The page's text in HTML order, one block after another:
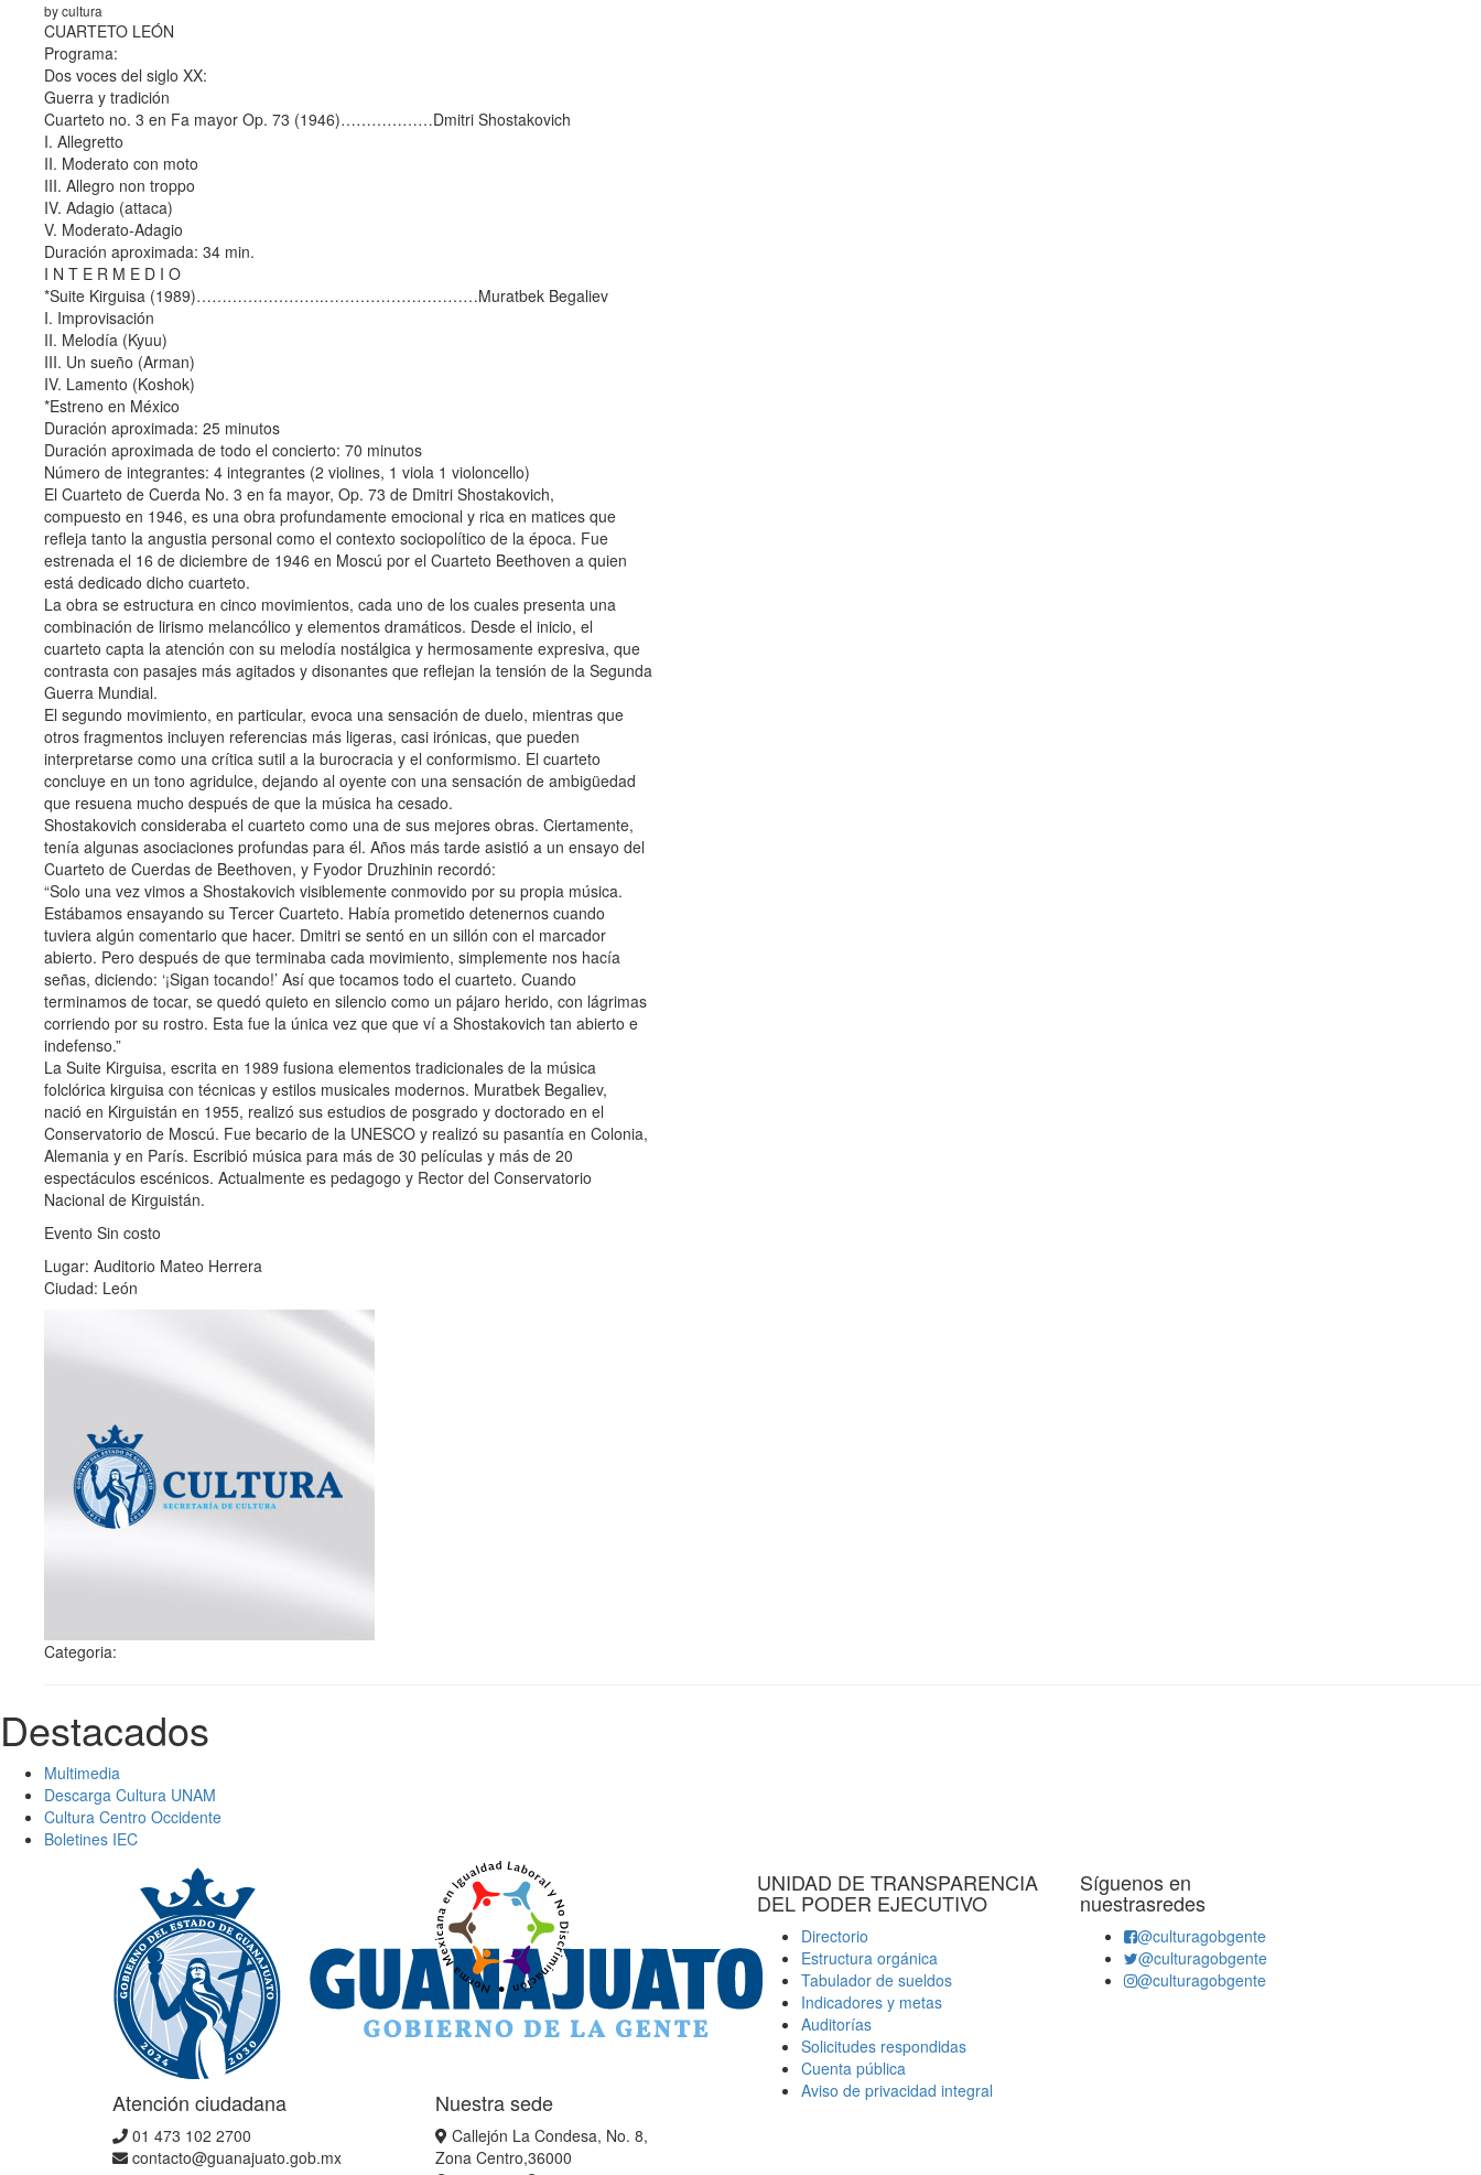
by cultura
CUARTETO LEÓN
Programa:
Dos voces del siglo XX:
Guerra y tradición
Cuarteto no. 3 en Fa mayor Op. 73 (1946)………………Dmitri Shostakovich
I. Allegretto
II. Moderato con moto
III. Allegro non troppo
IV. Adagio (attaca)
V. Moderato-Adagio
Duración aproximada: 34 min.
I N T E R M E D I O
*Suite Kirguisa (1989)…………………….…………………………Muratbek Begaliev
I. Improvisación
II. Melodía (Kyuu)
III. Un sueño (Arman)
IV. Lamento (Koshok)
*Estreno en México
Duración aproximada: 25 minutos
Duración aproximada de todo el concierto: 70 minutos
Número de integrantes: 4 integrantes (2 violines, 1 viola 1 violoncello)
El Cuarteto de Cuerda No. 3 en fa mayor, Op. 73 de Dmitri Shostakovich,
compuesto en 1946, es una obra profundamente emocional y rica en matices que
refleja tanto la angustia personal como el contexto sociopolítico de la época. Fue
estrenada el 16 de diciembre de 1946 en Moscú por el Cuarteto Beethoven a quien
está dedicado dicho cuarteto.
La obra se estructura en cinco movimientos, cada uno de los cuales presenta una
combinación de lirismo melancólico y elementos dramáticos. Desde el inicio, el
cuarteto capta la atención con su melodía nostálgica y hermosamente expresiva, que
contrasta con pasajes más agitados y disonantes que reflejan la tensión de la Segunda
Guerra Mundial.
El segundo movimiento, en particular, evoca una sensación de duelo, mientras que
otros fragmentos incluyen referencias más ligeras, casi irónicas, que pueden
interpretarse como una crítica sutil a la burocracia y el conformismo. El cuarteto
concluye en un tono agridulce, dejando al oyente con una sensación de ambigüedad
que resuena mucho después de que la música ha cesado.
Shostakovich consideraba el cuarteto como una de sus mejores obras. Ciertamente,
tenía algunas asociaciones profundas para él. Años más tarde asistió a un ensayo del
Cuarteto de Cuerdas de Beethoven, y Fyodor Druzhinin recordó:
“Solo una vez vimos a Shostakovich visiblemente conmovido por su propia música.
Estábamos ensayando su Tercer Cuarteto. Había prometido detenernos cuando
tuviera algún comentario que hacer. Dmitri se sentó en un sillón con el marcador
abierto. Pero después de que terminaba cada movimiento, simplemente nos hacía
señas, diciendo: ‘¡Sigan tocando!’ Así que tocamos todo el cuarteto. Cuando
terminamos de tocar, se quedó quieto en silencio como un pájaro herido, con lágrimas
corriendo por su rostro. Esta fue la única vez que que ví a Shostakovich tan abierto e
indefenso.”
La Suite Kirguisa, escrita en 1989 fusiona elementos tradicionales de la música
folclórica kirguisa con técnicas y estilos musicales modernos. Muratbek Begaliev,
nació en Kirguistán en 1955, realizó sus estudios de posgrado y doctorado en el
Conservatorio de Moscú. Fue becario de la UNESCO y realizó su pasantía en Colonia,
Alemania y en París. Escribió música para más de 30 películas y más de 20
espectáculos escénicos. Actualmente es pedagogo y Rector del Conservatorio
Nacional de Kirguistán.
Evento Sin costo
Lugar: Auditorio Mateo Herrera
Ciudad: León
Categoria:
Destacados
Multimedia
Descarga Cultura UNAM
Cultura Centro Occidente
Boletines IEC
Atención ciudadana
01 473 102 2700
contacto@guanajuato.gob.mx
Nuestra sede
Callejón La Condesa, No. 8,
Zona Centro,36000
UNIDAD DE TRANSPARENCIA
DEL PODER EJECUTIVO
Directorio
Estructura orgánica
Tabulador de sueldos
Indicadores y metas
Auditorías
Solicitudes respondidas
Cuenta pública
Aviso de privacidad integral
Síguenos en
nuestrasredes
@culturagobgente
@culturagobgente
@culturagobgente